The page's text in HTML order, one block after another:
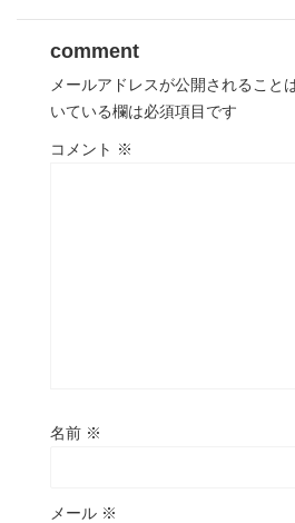
comment
メールアドレスが公開されること
いている欄は必須項目です
コメント ※
名前 ※
メール ※